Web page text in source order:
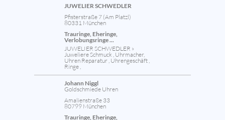
JUWELIER SCHWEDLER
Pfisterstraße 7 (Am Platzl)
80331 München
Trauringe, Eheringe,
Verlobungsringe ...
JUWELIER SCHWEDLER »
Juweliere Schmuck , Uhrmacher,
Uhren Reparatur , Uhrengeschäft ,
Ringe ,
Johann Niggl
Goldschmiede Uhren
Amalienstraße 33
80799 München
Trauringe, Eheringe,